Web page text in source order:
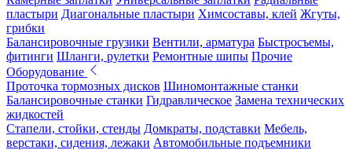
пластыри Диагональные пластыри Химсоставы, клей Жгуты,
грибки
Балансировочные грузики Вентили, арматура Быстросъемы,
фитинги Шланги, рулетки Ремонтные шипы Прочие
Оборудование
Проточка тормозных дисков Шиномонтажные станки
Балансировочные станки Гидравлическое Замена технических
жидкостей
Стапели, стойки, стенды Домкраты, подставки Мебель,
верстаки, сидения, лежаки Автомобильные подъемники